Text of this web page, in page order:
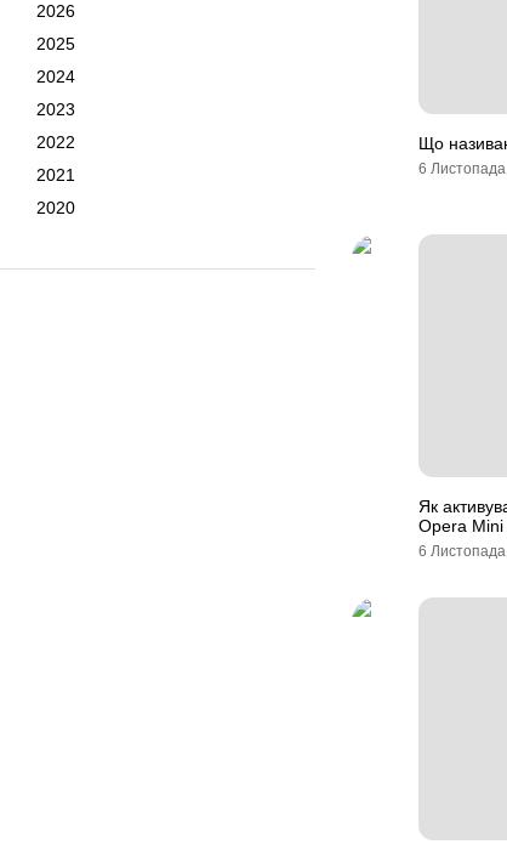
2026
2025
2024
2023
2022
2021
2020
Що
6
Як
Opera Mini
6